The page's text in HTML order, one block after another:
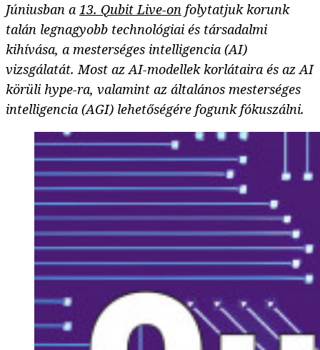
Júniusban a 13. Qubit Live-on folytatjuk korunk
talán legnagyobb technológiai és társadalmi
kihívása, a mesterséges intelligencia (AI)
vizsgálatát. Most az AI-modellek korlátaira és az AI
körüli hype-ra, valamint az általános mesterséges
intelligencia (AGI) lehetőségére fogunk fókuszálni.